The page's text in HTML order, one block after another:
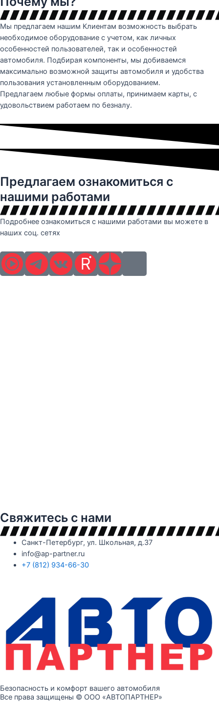
Мы предлагаем нашим Клиентам возможность выбрать
необходимое оборудование с учетом, как личных
особенностей пользователей, так и особенностей
автомобиля. Подбирая компоненты, мы добиваемся
максимально возможной защиты автомобиля и удобства
пользования установленным оборудованием.
Предлагаем любые формы оплаты, принимаем карты, с
удовольствием работаем по безналу.
Предлагаем ознакомиться с
нашими работами
Подробнее ознакомиться с нашими работами вы можете в
наших соц. сетях
Свяжитесь с нами
Санкт-Петербург, ул. Школьная, д.37
info@ap-partner.ru
+7 (812) 934-66-30
Безопасность и комфорт вашего автомобиля
Все права защищены © ООО «АВТОПАРТНЕР»